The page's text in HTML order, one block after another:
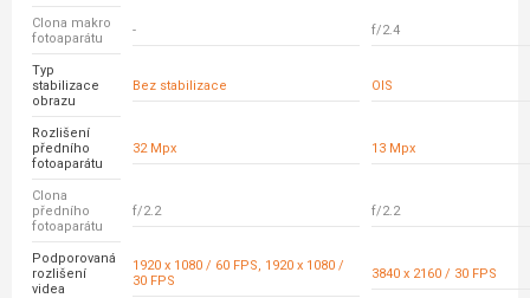
Clona makro
fotoaparátu
- f/2.4
Typ
stabilizace
obrazu
Bez stabilizace OIS
Rozlišení
předního
fotoaparátu
32 Mpx 13 Mpx
Clona
předního
fotoaparátu
f/2.2 f/2.2
Podporovaná
rozlišení
videa
1920 x 1080 / 60 FPS, 1920 x 1080 /
30 FPS
3840 x 2160 / 30 FPS